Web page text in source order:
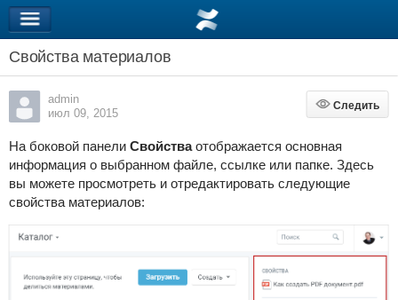
Свойства материалов
admin
июл 09, 2015
Следить
Следить
На боковой панели Свойстваотображается основная
информация о выбранном файле, ссылке или папке. Здесь
вы можете просмотреть и отредактировать следующие
свойства материалов: